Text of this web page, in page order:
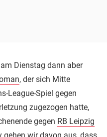
Dienstag dann aber
, der sich Mitte
League-Spiel gegen
zugezogen hatte,
gegen RB Leipzig
gehen wir davon aus, dass